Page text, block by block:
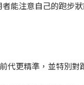
能注意自己的跑步
代更精準，並特別對